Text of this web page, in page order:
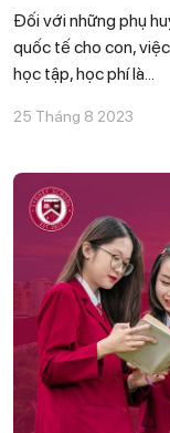
Đối với những phụ
quốc tế cho con,
học tập, học phí là...
25 Tháng 8 2023